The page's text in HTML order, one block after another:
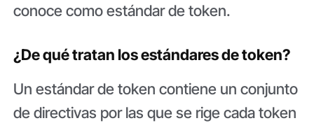
conoce como estándar de token.
¿De qué tratan los estándares de token?
Un estándar de token contiene un conjunto
de directivas por las que se rige cada token